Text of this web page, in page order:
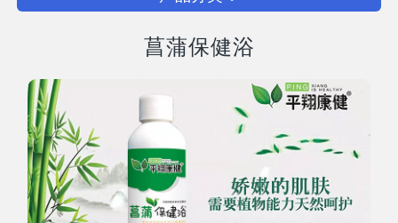
菖蒲保健浴